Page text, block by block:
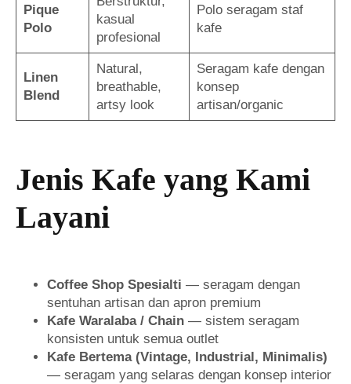
Pique
Polo
kasual
profesional
Polo seragam staf
kafe
Linen
Blend
Natural,
breathable,
artsy look
Seragam kafe dengan
konsep
artisan/organic
Jenis Kafe yang Kami
Layani
Coffee Shop Spesialti — seragam dengan
sentuhan artisan dan apron premium
Kafe Waralaba / Chain — sistem seragam
konsisten untuk semua outlet
Kafe Bertema (Vintage, Industrial, Minimalis)
— seragam yang selaras dengan konsep interior